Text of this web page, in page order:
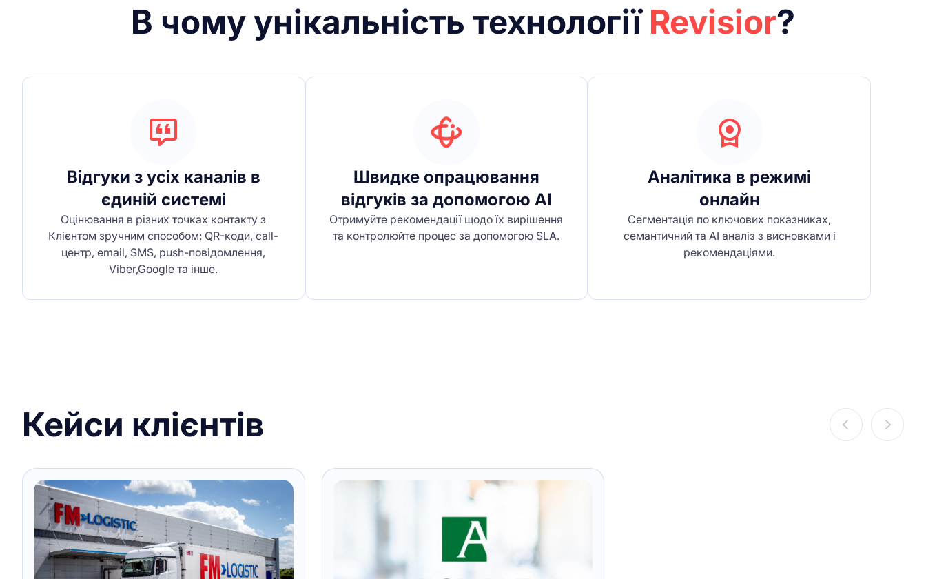
В чому унікальність технологіїRevisior?
Відгуки з усіх каналів в
єдиній системі
Оцінювання в різних точках контакту з
Клієнтом зручним способом: QR-коди, call-
центр, email, SMS, push-повідомлення,
Viber,Google та інше.
Швидке опрацювання
відгуків за допомогою AI
Отримуйте рекомендації щодо їх вирішення
та контролюйте процес за допомогою SLA.
Аналітика в режимі
онлайн
Сегментація по ключових показниках,
семантичний та АІ аналіз з висновками і
рекомендаціями.
Кейси клієнтів